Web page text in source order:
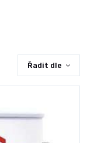
Řadit dle